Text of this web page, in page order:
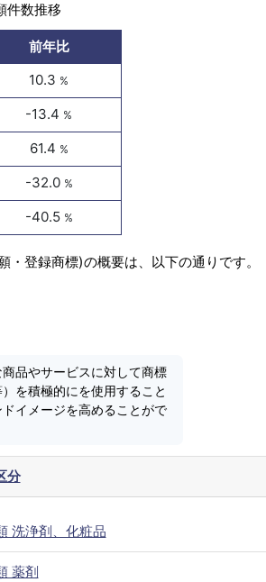
件数推移
前年比
10.3 %
-13.4 %
61.4 %
-32.0 %
-40.5 %
登録商標)の概要は、以下の通りです。
品やサービスに対して商標
を積極的にを使用すること
イメージを高めることがで
分
洗浄剤、化粧品
薬剤